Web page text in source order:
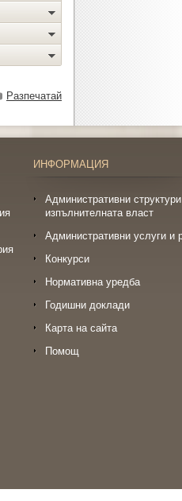
Разпечатай
ИНФОРМАЦИЯ
Административни
изпълнителната власт
Административни услуги и
Конкурси
Нормативна уредба
Годишни доклади
Карта на сайта
Помощ